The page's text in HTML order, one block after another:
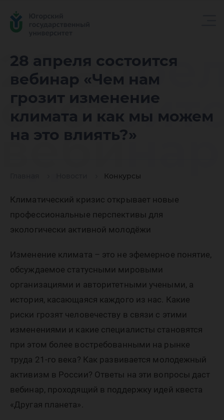
28 апреля состоится
вебинар «Чем нам
грозит изменение
климата и как мы можем
на это влиять?»
Конкурсы
28
вебинар
«Чем
грозит
как мы
можем
Климатический кризис открывает новые
профессиональные перспективы для
экологически активной молодёжи
Изменение климата – это не эфемерное понятие,
обсуждаемое статусными мировыми
организациями и авторитетными учеными, а
история, касающаяся каждого из нас. Какие
риски грозят человечеству в связи с этими
изменениями и какие специалисты становятся
при этом более востребованными на рынке
труда 21-го века? Как развивается молодежный
активизм в России? Ответы на эти вопросы даст
вебинар, проходящий в поддержку идей квеста
«Другая планета».